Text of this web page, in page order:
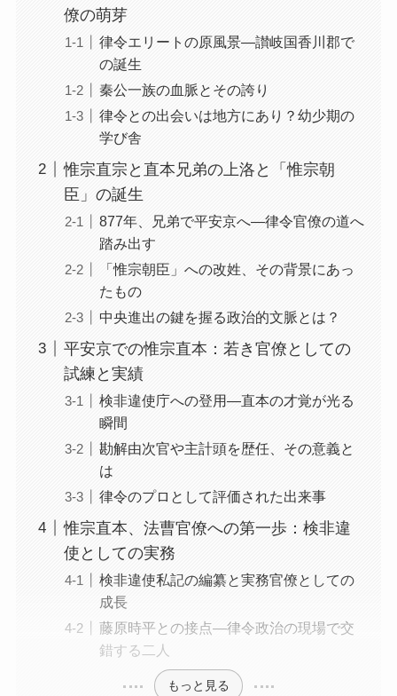
僚の萌芽
律令エリートの原風景―讃岐国香川郡で
の誕生
秦公一族の血脈とその誇り
律令との出会いは地方にあり？幼少期の
学び舎
惟宗直宗と直本兄弟の上洛と「惟宗朝
臣」の誕生
877年、兄弟で平安京へ—律令官僚の道へ
踏み出す
「惟宗朝臣」への改姓、その背景にあっ
たもの
中央進出の鍵を握る政治的文脈とは？
平安京での惟宗直本：若き官僚としての
試練と実績
検非違使庁への登用—直本の才覚が光る
瞬間
勘解由次官や主計頭を歴任、その意義と
は
律令のプロとして評価された出来事
惟宗直本、法曹官僚への第一歩：検非違
使としての実務
検非違使私記の編纂と実務官僚としての
成長
藤原時平との接点—律令政治の現場で交
錯する二人
もっと見る